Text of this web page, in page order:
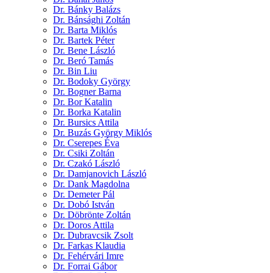
Dr. Bánky Balázs
Dr. Bánsághi Zoltán
Dr. Barta Miklós
Dr. Bartek Péter
Dr. Bene László
Dr. Beró Tamás
Dr. Bin Liu
Dr. Bodoky György
Dr. Bogner Barna
Dr. Bor Katalin
Dr. Borka Katalin
Dr. Bursics Attila
Dr. Buzás György Miklós
Dr. Cserepes Éva
Dr. Csiki Zoltán
Dr. Czakó László
Dr. Damjanovich László
Dr. Dank Magdolna
Dr. Demeter Pál
Dr. Dobó István
Dr. Döbrönte Zoltán
Dr. Doros Attila
Dr. Dubravcsik Zsolt
Dr. Farkas Klaudia
Dr. Fehérvári Imre
Dr. Forrai Gábor